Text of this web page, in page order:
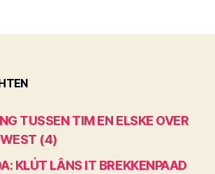
TUSSEN TIM EN ELSKE OVER
(4)
KLÚT LÂNS IT BREKKENPAAD